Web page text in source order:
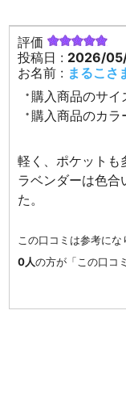
評価
投稿日 : 2026/
お名前 : まるこさ
購入商品のサイ
購入商品のカラ
軽く、ポケットも
ラベンダーは色合
た。
この口コミは参考にな
0人の方が「この口コ